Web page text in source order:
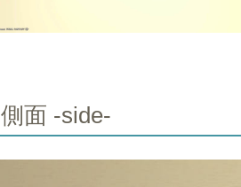
側面 -side-